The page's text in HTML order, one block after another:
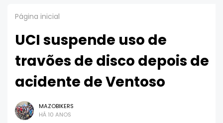
Página inicial
UCI suspende uso de
travões de disco depois de
acidente de Ventoso
MAZOBIKERS
HÁ 10 ANOS